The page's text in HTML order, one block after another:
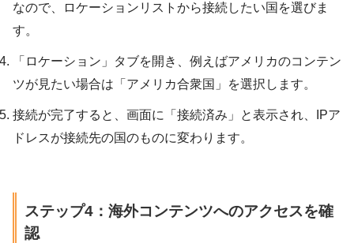
なので、ロケーションリストから接続したい国を選びま
す。
「ロケーション」タブを開き、例えばアメリカのコンテン
ツが見たい場合は「アメリカ合衆国」を選択します。
接続が完了すると、画面に「接続済み」と表示され、IPア
ドレスが接続先の国のものに変わります。
ステップ4：海外コンテンツへのアクセスを確
認